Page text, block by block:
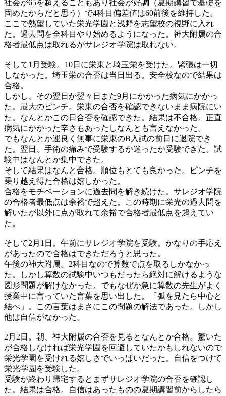
社会が65を超えることもあり社会が好調（夏期講習で基礎を
固めたからだと思う）で4科目偏差値は60前後を維持した。
ここで熱望していた栄光学園と浅野を志望校の視野に入れ
た。過去問を全科目やり始めるようになった。神大附属の合
格者最低点は取れるがサレジオ学院は取れない。
そして1月受験。10日に栄東と埼玉栄を受けた。緊張は一切
しなかった。埼玉栄の合否は当日出る。安全校なので結果は
合格。
しかし、その翌日か翌々日また9月にかかった病気にかかっ
た。最大のピンチ。栄東の合否を確認できないまま病院にい
た。なんとかこの日合否を確認できた。結果は不合格。正直
病気にかかった辛さもあったしなんとも言えなかった。
でもなんとか運良く無事に栄東のB入試の前日に退院でき
た。翌日、手術の痛みで受験するか迷ったが受験できた。試
験中はなんとか集中できた。
そして結果はなんと合格。順位もとても良かった。ピンチを
乗り越え得た合格は嬉しかった。
合格をモチベーションに過去問を解き続けた。サレジオ学院
の合格者最低点は余裕で超えた。この時期に栄光の過去問を
解いたが以外に点が取れて余裕で合格者最低点を超えてい
た。
そして2月1日。午前にサレジオ学院を受験。かなりの手応え
があったので合格はできただろうと思った。
午後の神大附属。2科目なので算数で点を取るしかなかっ
た。しかし算数の試験中いつもだったら絶対に解けるような
図形問題が解けなかった。でもなぜか急に算数の先生がよく
授業中に言っていた言葉を思い出した。「弧を見たら中心と
結べ」。この言葉はまさにこの問題の解法であった。しかし
他は自信がなかった。
2月2日。朝、神大附属の合否を見るとなんとか合格。驚いた
が合格しなければ栄光学園を回避していたかもしれないので
栄光学園を受けれる嬉しさでいっぱいだった。自信をつけて
栄光学園を受験した。
受験が終わり帰宅するとまずサレジオ学院の合否を確認し
た。結果は合格。自信はあったものの夏期講習前からしたら